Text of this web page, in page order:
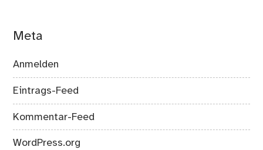
Meta
Anmelden
Eintrags-Feed
Kommentar-Feed
WordPress.org